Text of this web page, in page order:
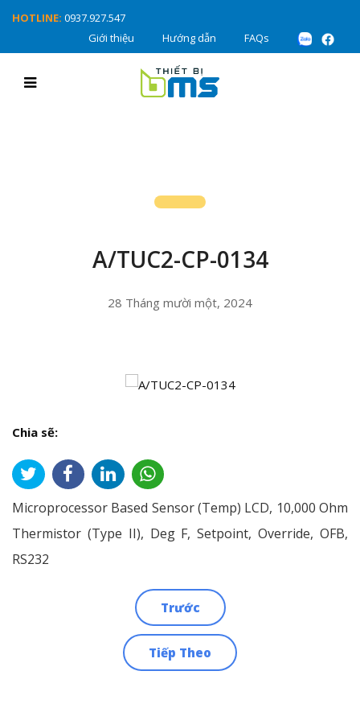
HOTLINE: 0937.927.547
Giới thiệu
Hướng dẫn FAQs
A/TUC2-CP-0134
28 Tháng mười một, 2024
Chia sẽ:
Microprocessor Based Sensor (Temp) LCD, 10,000 Ohm
Thermistor (Type II), Deg F, Setpoint, Override, OFB,
RS232
Trước
Tiếp Theo